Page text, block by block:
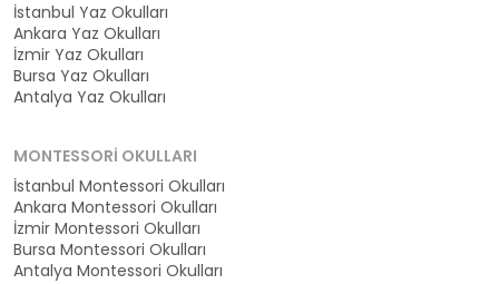
İstanbul Yaz Okulları
Ankara Yaz Okulları
İzmir Yaz Okulları
Bursa Yaz Okulları
Antalya Yaz Okulları
MONTESSORI OKULLARI
İstanbul Montessori Okulları
Ankara Montessori Okulları
İzmir Montessori Okulları
Bursa Montessori Okulları
Antalya Montessori Okulları